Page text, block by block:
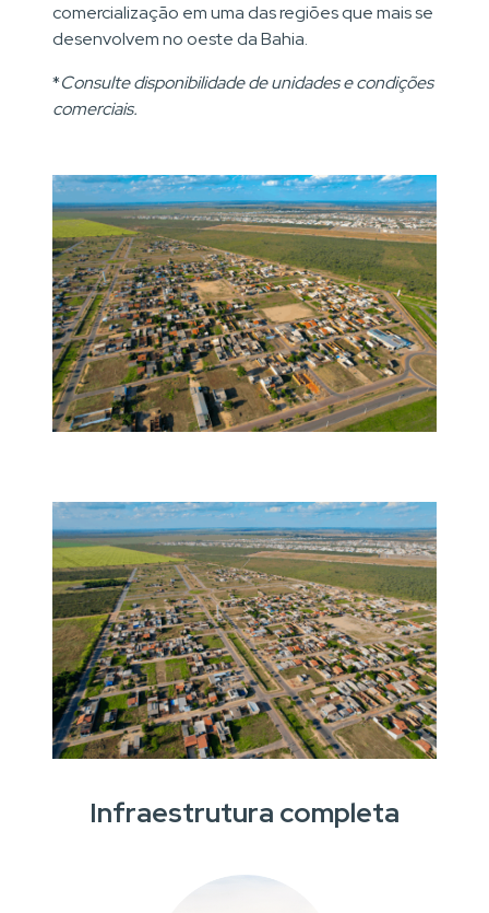
comercialização em uma das regiões que mais se
desenvolvem no oeste da Bahia.
*Consulte disponibilidade de unidades e condições
comerciais.
Infraestrutura completa